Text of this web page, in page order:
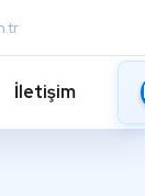
İletişim